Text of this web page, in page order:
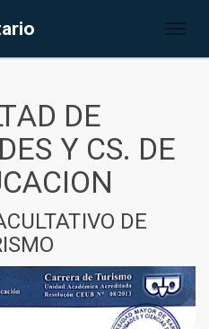
DE
Y CS. DE
DE